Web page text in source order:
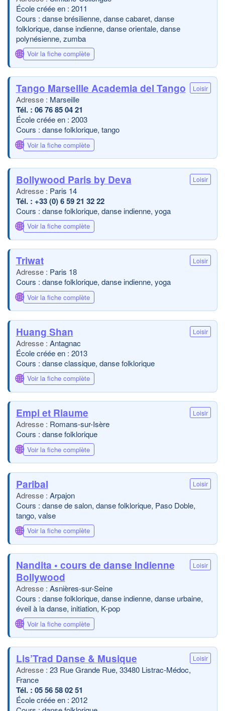
École créée en : 2011
Cours : danse brésilienne, danse cabaret, danse
folklorique, danse indienne, danse orientale, danse
polynésienne, zumba
🌐 Voir la fiche complète
Tango Marseille Academia del Tango Loisir
Marseille
06 76 85 04 21
École créée en : 2003
Cours : danse folklorique, tango
🌐 Voir la fiche complète
Bollywood Paris by Deva Loisir
Paris 14
+33 (0) 6 59 21 32 22
Cours : danse folklorique, danse indienne, yoga
🌐 Voir la fiche complète
Triwat Loisir
Paris 18
Cours : danse folklorique, danse indienne, yoga
🌐 Voir la fiche complète
Huang Shan Loisir
Antagnac
École créée en : 2013
Cours : danse classique, danse folklorique
🌐 Voir la fiche complète
Empi et Riaume Loisir
Romans-sur-Isère
Cours : danse folklorique
🌐 Voir la fiche complète
Paribal Loisir
Arpajon
Cours : danse de salon, danse folklorique, Paso Doble,
tango, valse
🌐 Voir la fiche complète
Nandita • cours de danse Indienne
Bollywood
Loisir
Asnières-sur-Seine
Cours : danse folklorique, danse indienne, danse urbaine,
éveil à la danse, initiation, K-pop
🌐 Voir la fiche complète
Lis’Trad Danse & Musique Loisir
23 Rue Grande Rue, 33480 Listrac-Médoc,
France
05 56 58 02 51
École créée en : 2012